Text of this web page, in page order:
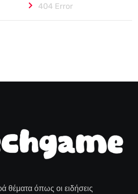
404 Error
όπως οι ειδήσεις